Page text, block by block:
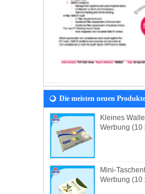
Die meisten neuen Produkte
Kleines
Werbung (10
Mini-
Werbung (10